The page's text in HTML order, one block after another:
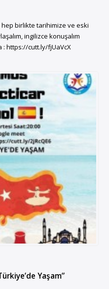
birlikte tarihimize ve eski
ingilizce konuşalım
: https://cutt.ly/fjUaVcX
Yaşam”